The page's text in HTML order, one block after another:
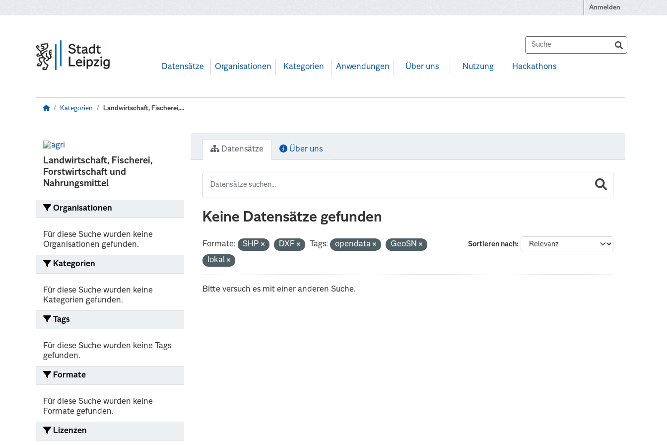
Anmelden
Datensätze Organisationen Kategorien Anwendungen Über uns Nutzung Hackathons
Kategorien Landwirtschaft, Fischerei,...
Landwirtschaft, Fischerei,
Forstwirtschaft und
Nahrungsmittel
Organisationen
Für diese Suche wurden keine
Organisationen gefunden.
Kategorien
Für diese Suche wurden keine
Kategorien gefunden.
Tags
Für diese Suche wurden keine Tags
gefunden.
Formate
Für diese Suche wurden keine
Formate gefunden.
Lizenzen
Datensätze Über uns
Keine Datensätze gefunden
Sortieren nach
Formate: SHP DXF Tags: opendata
GeoSN
lokal
Bitte versuch es mit einer anderen Suche.